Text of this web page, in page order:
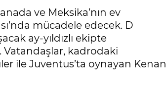
ve Meksika’nın ev
mücadele edecek. D
ay-yıldızlı ekipte
kadrodaki
ile Juventus’ta oynayan Kenan